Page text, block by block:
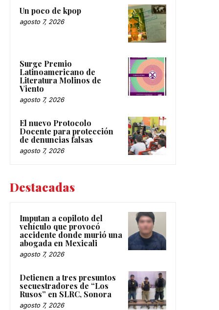
Un poco de kpop
agosto 7, 2026
Surge Premio
Latinoamericano de
Literatura Molinos de
Viento
agosto 7, 2026
El nuevo Protocolo
Docente para protección
de denuncias falsas
agosto 7, 2026
Destacadas
Imputan a copiloto del
vehículo que provocó
accidente donde murió una
abogada en Mexicali
agosto 7, 2026
Detienen a tres presuntos
secuestradores de “Los
Rusos” en SLRC, Sonora
agosto 7, 2026